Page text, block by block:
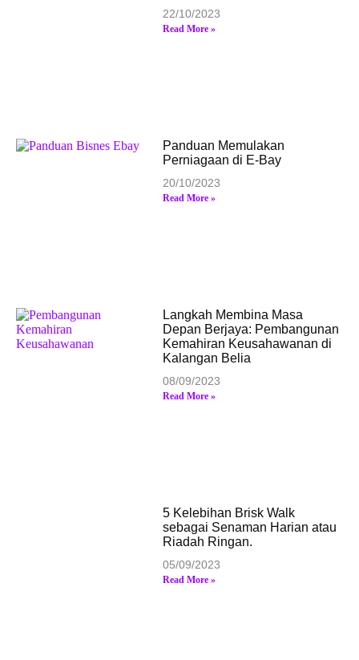
22/10/2023
Read More »
Panduan Memulakan
Perniagaan di E-Bay
20/10/2023
Read More »
Langkah Membina Masa
Depan Berjaya: Pembangunan
Kemahiran Keusahawanan di
Kalangan Belia
08/09/2023
Read More »
5 Kelebihan Brisk Walk
sebagai Senaman Harian atau
Riadah Ringan.
05/09/2023
Read More »